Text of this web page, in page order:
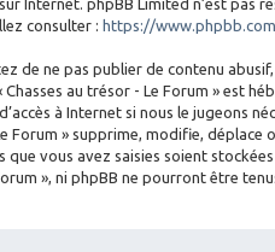
consulter : https://
de ne pas publier de contenu
Chasses au trésor - Le Forum » est
à Internet si nous le jugeons
Forum » supprime, modifie, déplace
que vous avez saisies soient
», ni phpBB ne pourront être